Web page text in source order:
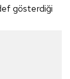
gösterdiği